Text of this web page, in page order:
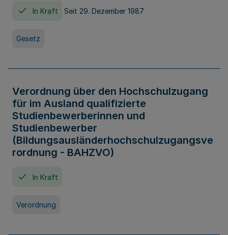
In Kraft Seit 29. Dezember 1987
Gesetz
Verordnung über den Hochschulzugang
für im Ausland qualifizierte
Studienbewerberinnen und
Studienbewerber
(Bildungsausländerhochschulzugangsve
rordnung - BAHZVO)
In Kraft
Verordnung